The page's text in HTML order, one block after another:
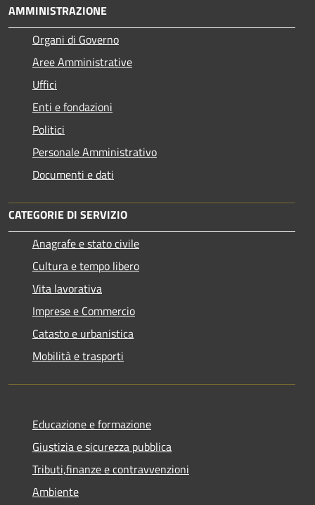
AMMINISTRAZIONE
Organi di Governo
Aree Amministrative
Uffici
Enti e fondazioni
Politici
Personale Amministrativo
Documenti e dati
CATEGORIE DI SERVIZIO
Anagrafe e stato civile
Cultura e tempo libero
Vita lavorativa
Imprese e Commercio
Catasto e urbanistica
Mobilità e trasporti
Educazione e formazione
Giustizia e sicurezza pubblica
Tributi,finanze e contravvenzioni
Ambiente